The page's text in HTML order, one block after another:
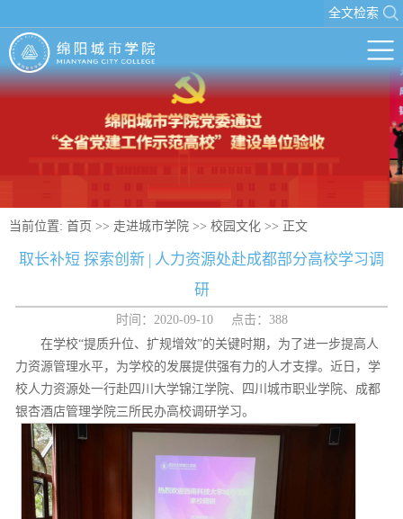
全文检索
当前位置: 首页 >> 走进城市学院 >> 校园文化 >> 正文
取长补短 探索创新 | 人力资源处赴成都部分高校学习调
研
时间：2020-09-10 点击： 388
在学校“提质升位、扩规增效”的关键时期，为了进一步提高人
力资源管理水平，为学校的发展提供强有力的人才支撑。近日，学
校人力资源处一行赴四川大学锦江学院、四川城市职业学院、成都
银杏酒店管理学院三所民办高校调研学习。